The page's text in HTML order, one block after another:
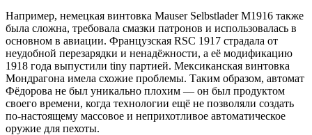
Например, немецкая винтовка Mauser Selbstlader M1916 также
была сложна, требовала смазки патронов и использовалась в
основном в авиации. Французская RSC 1917 страдала от
неудобной перезарядки и ненадёжности, а её модификацию
1918 года выпустили tiny партией. Мексиканская винтовка
Мондрагона имела схожие проблемы. Таким образом, автомат
Фёдорова не был уникально плохим — он был продуктом
своего времени, когда технологии ещё не позволяли создать
по-настоящему массовое и неприхотливое автоматическое
оружие для пехоты.